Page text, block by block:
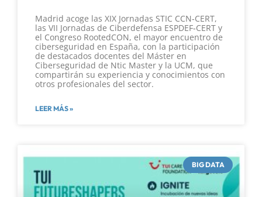
Madrid acoge las XIX Jornadas STIC CCN‑CERT,
las VII Jornadas de Ciberdefensa ESPDEF‑CERT y
el Congreso RootedCON, el mayor encuentro de
ciberseguridad en España, con la participación
de destacados docentes del Máster en
Ciberseguridad de Ntic Master y la UCM, que
compartirán su experiencia y conocimientos con
otros profesionales del sector.
LEER MÁS »
BIG DATA